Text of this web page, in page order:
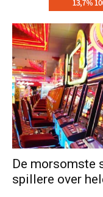
De morsomste
spillere over